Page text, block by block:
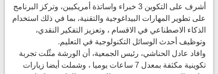
أشرف على التكوين 3 خبراء واساتذة أمريكيين، وتركز البرنامج
على تطوير المهارات البيداغوجية والتقنية، بما في ذلك استخدام
الذكاء الاصطناعي في الاقسام ، وتعزيز التفكير النقدي،
وتوظيف أحدث الوسائل التكنولوجية في التعليم.
وافاد عادل الحناشي، رئيس الجمعية، أن الورشة مثّلت تجربة
تكوينية مكثفة بمعدل 7 ساعات يوميا ، وشملت أيضا زيارات